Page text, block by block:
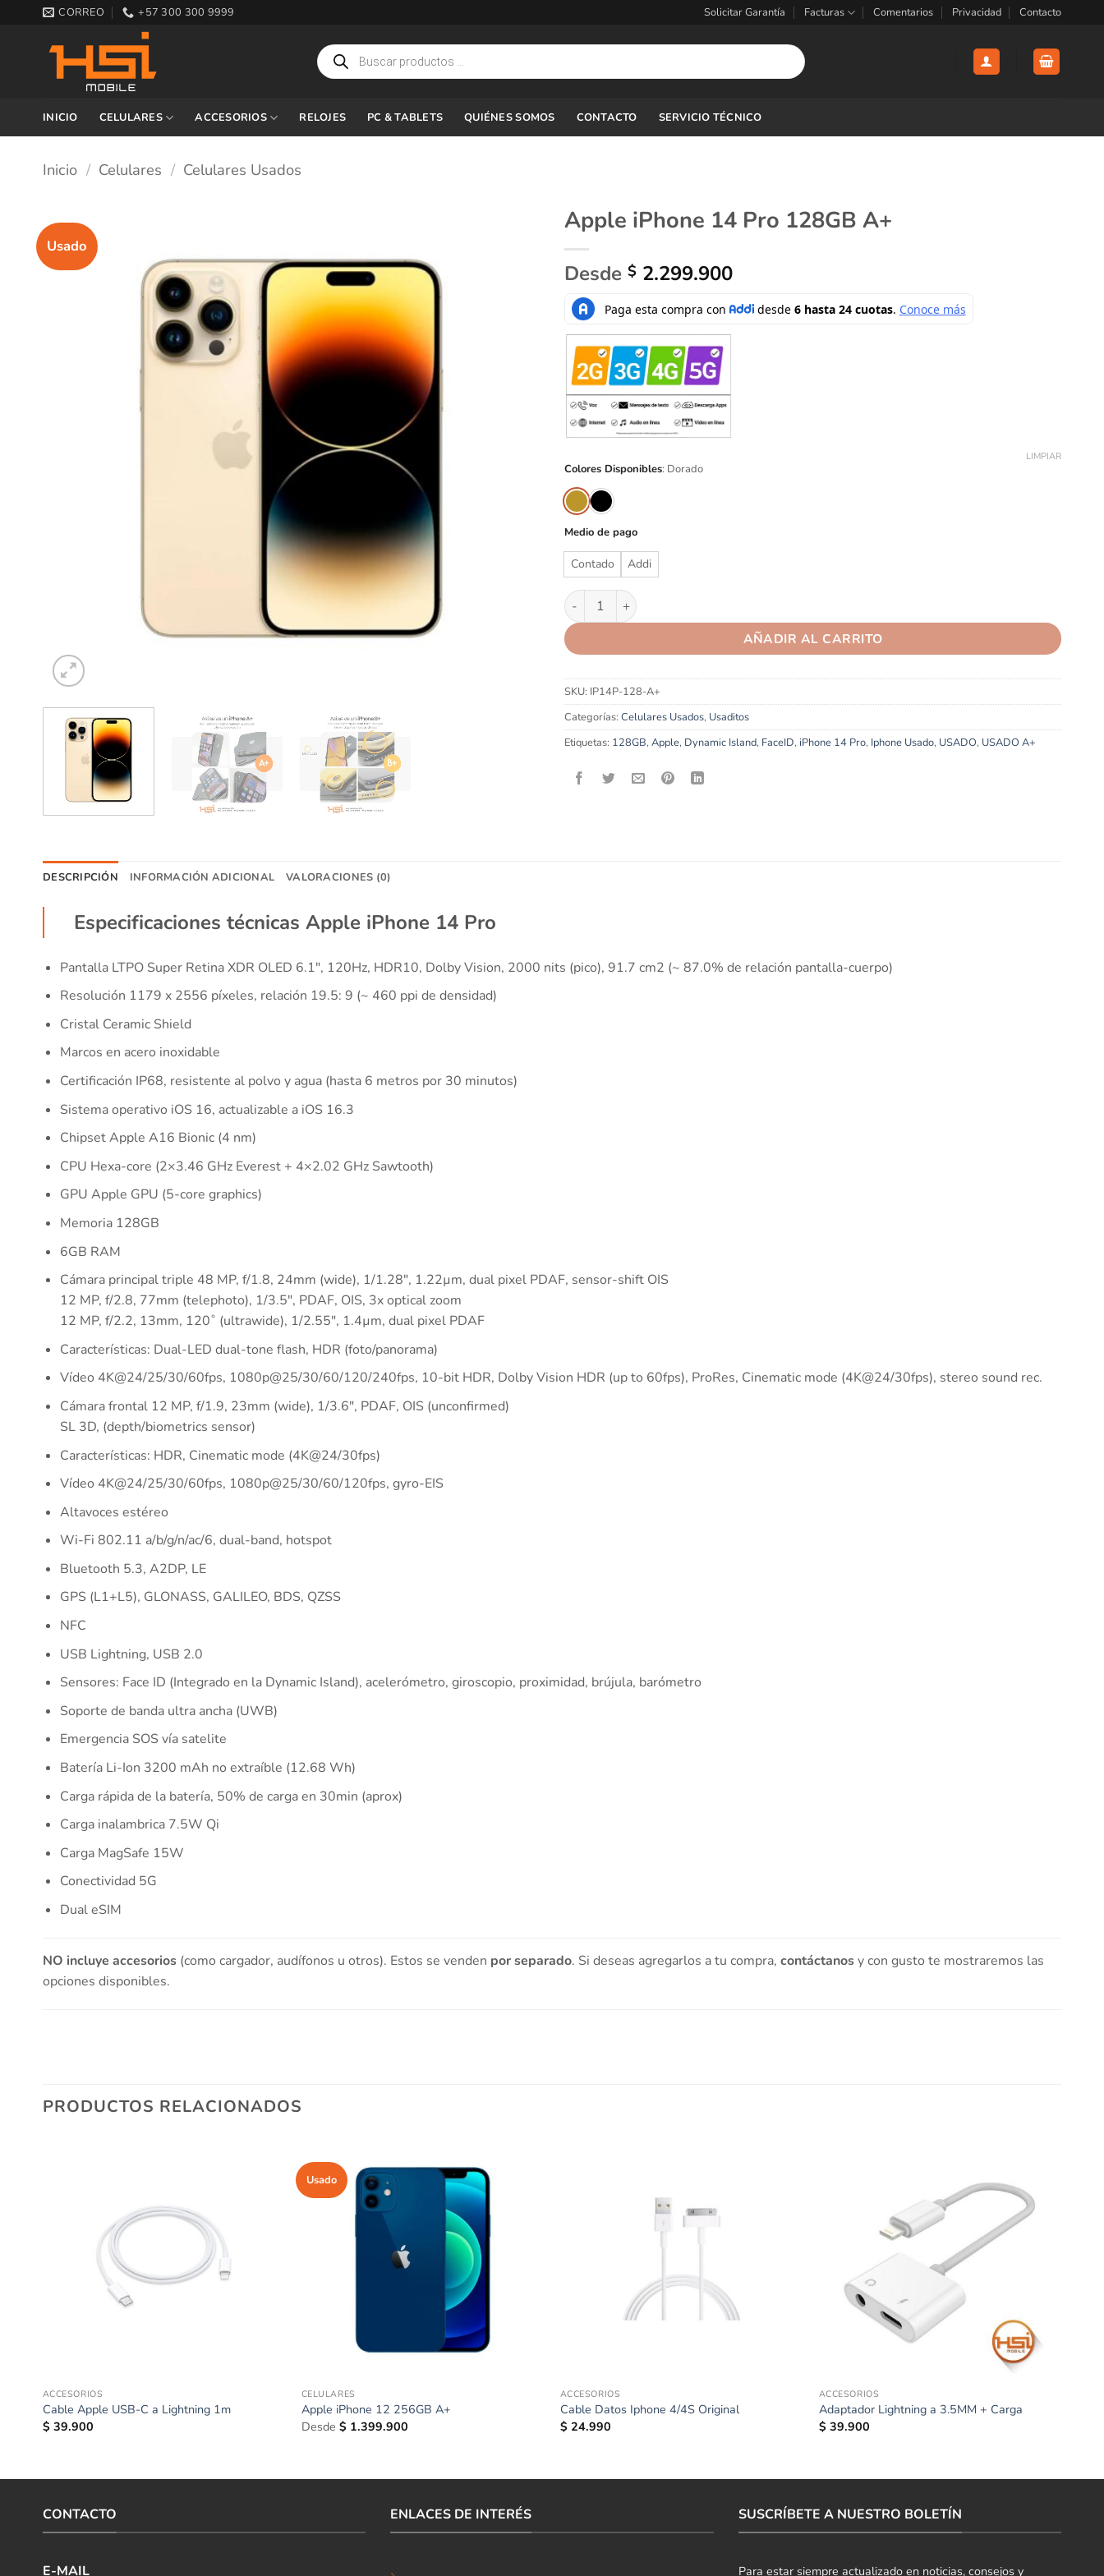
contenido
CORREO +57 300 300 9999 Solicitar Garantía Facturas Comentarios Privacidad Contacto
Búsqueda
de
productos
INICIO CELULARES ACCESORIOS RELOJES PC & TABLETS QUIÉNES SOMOS CONTACTO SERVICIO TÉCNICO
Inicio / Celulares / Celulares Usados
Usado
Apple iPhone 14 Pro 128GB A+
Desde $ 2.299.900
Colores Disponibles: Dorado
Medio de pago
Contado Addi
LIMPIAR
Apple iPhone 14 Pro 128GB A+ cantidad
AÑADIR AL CARRITO
SKU: IP14P-128-A+
Categorías: Celulares Usados, Usaditos
Etiquetas: 128GB, Apple, Dynamic Island, FaceID, iPhone 14 Pro, Iphone Usado, USADO, USADO A+
DESCRIPCIÓN INFORMACIÓN ADICIONAL VALORACIONES (0)
Especificaciones técnicas Apple iPhone 14 Pro
Pantalla LTPO Super Retina XDR OLED 6.1″, 120Hz, HDR10, Dolby Vision, 2000 nits (pico), 91.7 cm2 (~ 87.0% de relación pantalla-cuerpo)
Resolución 1179 x 2556 píxeles, relación 19.5: 9 (~ 460 ppi de densidad)
Cristal Ceramic Shield
Marcos en acero inoxidable
Certificación IP68, resistente al polvo y agua (hasta 6 metros por 30 minutos)
Sistema operativo iOS 16, actualizable a iOS 16.3
Chipset Apple A16 Bionic (4 nm)
CPU Hexa-core (2×3.46 GHz Everest + 4×2.02 GHz Sawtooth)
GPU Apple GPU (5-core graphics)
Memoria 128GB
6GB RAM
Cámara principal triple 48 MP, f/1.8, 24mm (wide), 1/1.28″, 1.22µm, dual pixel PDAF, sensor-shift OIS
12 MP, f/2.8, 77mm (telephoto), 1/3.5″, PDAF, OIS, 3x optical zoom
12 MP, f/2.2, 13mm, 120˚ (ultrawide), 1/2.55″, 1.4µm, dual pixel PDAF
Características: Dual-LED dual-tone flash, HDR (foto/panorama)
Vídeo 4K@24/25/30/60fps, 1080p@25/30/60/120/240fps, 10-bit HDR, Dolby Vision HDR (up to 60fps), ProRes, Cinematic mode (4K@24/30fps), stereo sound rec.
Cámara frontal 12 MP, f/1.9, 23mm (wide), 1/3.6″, PDAF, OIS (unconfirmed)
SL 3D, (depth/biometrics sensor)
Características: HDR, Cinematic mode (4K@24/30fps)
Vídeo 4K@24/25/30/60fps, 1080p@25/30/60/120fps, gyro-EIS
Altavoces estéreo
Wi-Fi 802.11 a/b/g/n/ac/6, dual-band, hotspot
Bluetooth 5.3, A2DP, LE
GPS (L1+L5), GLONASS, GALILEO, BDS, QZSS
NFC
USB Lightning, USB 2.0
Sensores: Face ID (Integrado en la Dynamic Island), acelerómetro, giroscopio, proximidad, brújula, barómetro
Soporte de banda ultra ancha (UWB)
Emergencia SOS vía satelite
Batería Li-Ion 3200 mAh no extraíble (12.68 Wh)
Carga rápida de la batería, 50% de carga en 30min (aprox)
Carga inalambrica 7.5W Qi
Carga MagSafe 15W
Conectividad 5G
Dual eSIM
NO incluye accesorios (como cargador, audífonos u otros). Estos se venden por separado. Si deseas agregarlos a tu compra, contáctanosy con gusto te mostraremos las
opciones disponibles.
PRODUCTOS RELACIONADOS
ACCESORIOS
Cable Apple USB-C a Lightning 1m
$ 39.900
Usado
CELULARES
Apple iPhone 12 256GB A+
Desde $ 1.399.900
ACCESORIOS
Cable Datos Iphone 4/4S Original
$ 24.990
ACCESORIOS
Adaptador Lightning a 3.5MM + Carga
$ 39.900
CONTACTO
E-MAIL
ENLACES DE INTERÉS SUSCRÍBETE A NUESTRO BOLETÍN
Para estar siempre actualizado en noticias, consejos y